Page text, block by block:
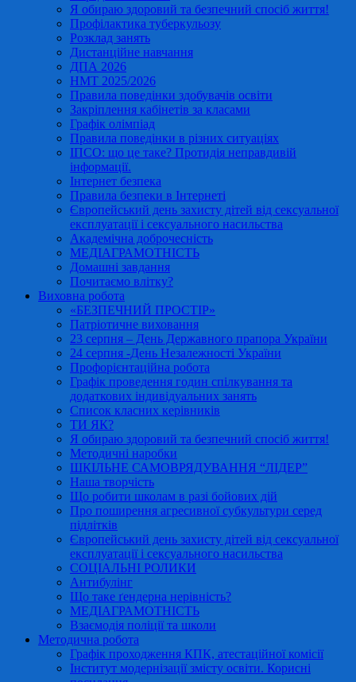
Я обираю здоровий та безпечний спосіб життя!
Профілактика туберкульозу
Розклад занять
Дистанційне навчання
ДПА 2026
НМТ 2025/2026
Правила поведінки здобувачів освіти
Закріплення кабінетів за класами
Графік олімпіад
Правила поведінки в різних ситуаціях
ІПСО: що це таке? Протидія неправдивій
інформації.
Інтернет безпека
Правила безпеки в Інтернеті
Європейський день захисту дітей від сексуальної
експлуатації і сексуального насильства
Академічна доброчесність
МЕДІАГРАМОТНІСТЬ
Домашні завдання
Почитаємо влітку?
Виховна робота
«БЕЗПЕЧНИЙ ПРОСТІР»
Патріотичне виховання
23 серпня – День Державного прапора України
24 серпня -День Незалежності України
Профорієнтаційна робота
Графік проведення годин спілкування та
додаткових індивідуальних занять
Список класних керівників
ТИ ЯК?
Я обираю здоровий та безпечний спосіб життя!
Методичні наробки
ШКІЛЬНЕ САМОВРЯДУВАННЯ “ЛІДЕР”
Наша творчість
Що робити школам в разі бойових дій
Про поширення агресивної субкультури серед
підлітків
Європейський день захисту дітей від сексуальної
експлуатації і сексуального насильства
СОЦІАЛЬНІ РОЛИКИ
Антибулінг
Що таке ґендерна нерівність?
МЕДІАГРАМОТНІСТЬ
Взаємодія поліції та школи
Методична робота
Графік проходження КПК, атестаційної комісії
Інститут модернізації змісту освіти. Корисні